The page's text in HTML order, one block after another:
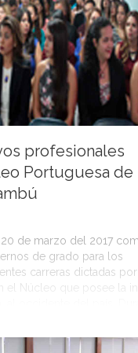
profesionales
Portuguesa de
de marzo del 2017
de grado para los
carreras dictadas
el Núcleo que posee la